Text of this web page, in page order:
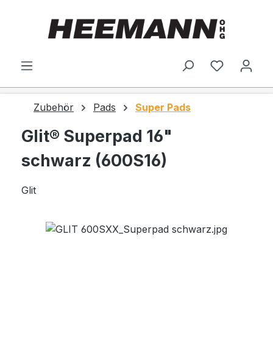
Du hast 0
Zubehör Pads Super Pads
Glit® Superpad 16"
schwarz (600S16)
Glit
Bildergalerie überspringen